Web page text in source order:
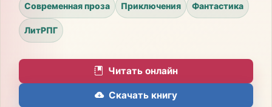
Современная проза Приключения Фантастика
ЛитРПГ
Читать онлайн
Скачать книгу